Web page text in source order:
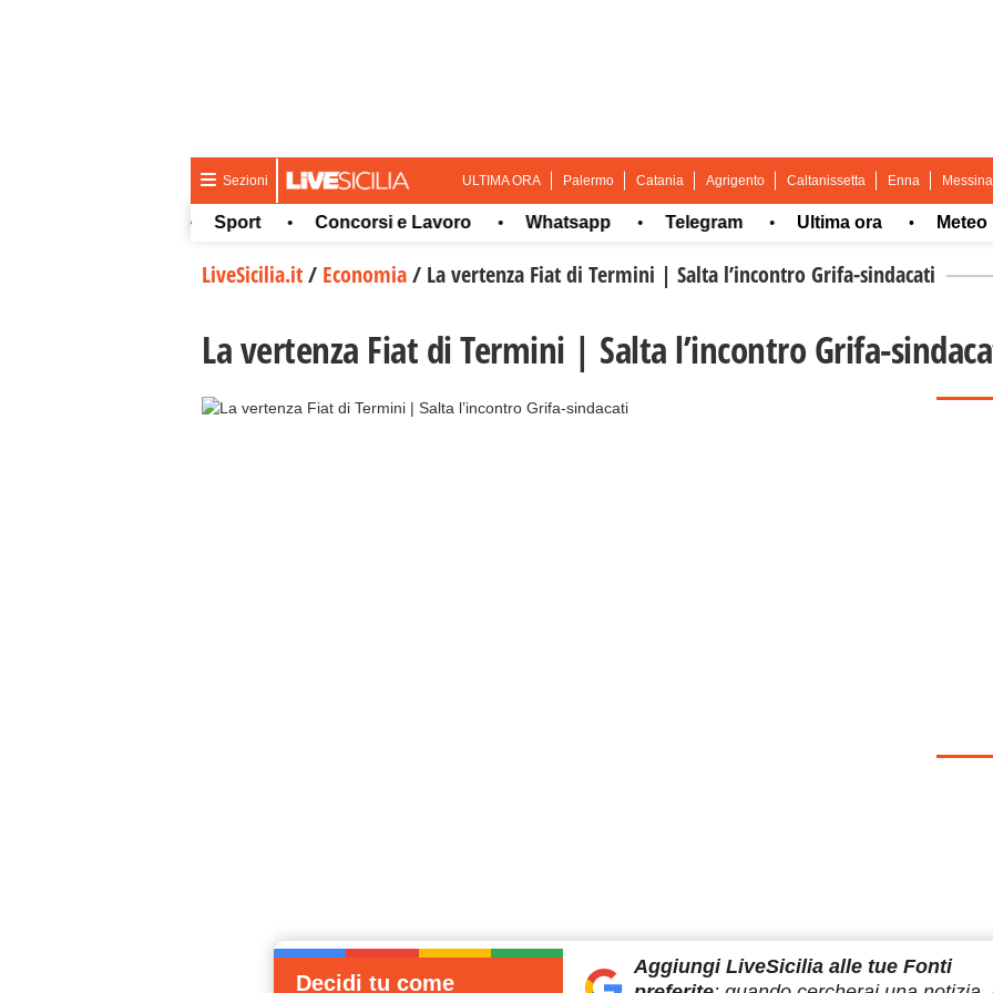
Sezioni ULTIMA ORA Palermo Catania Agrigento Caltanissetta Enna Messina
Sport • Concorsi e Lavoro • Whatsapp • Telegram • Ultima ora • Meteo •
LiveSicilia.it/ Economia/ La vertenza Fiat di Termini | Salta l’incontro Grifa-sindacati
La vertenza Fiat di Termini | Salta l’incontro Grifa-
Decidi tu come
Aggiungi LiveSiciliaalle tue Fonti